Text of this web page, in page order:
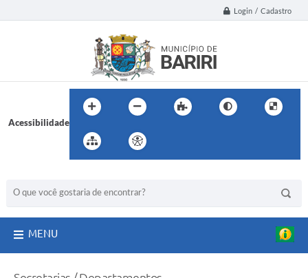
Login / Cadastro
Acessibilidade
MENU